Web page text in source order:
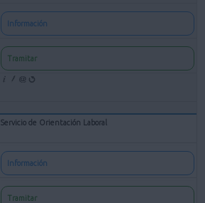
Información
Tramitar
Servicio de Orientación Laboral
Información
Tramitar